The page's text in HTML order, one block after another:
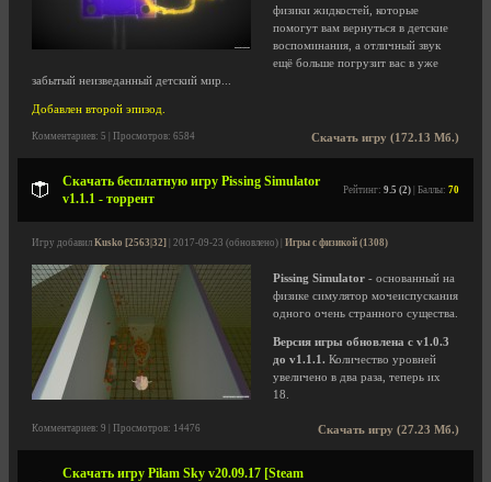
физики жидкостей, которые
помогут вам вернуться в детские
воспоминания, а отличный звук
ещё больше погрузит вас в уже
забытый неизведанный детский мир...
Добавлен второй эпизод.
Скачать игру (172.13 Мб.)
Комментариев: 5 | Просмотров: 6584
Скачать бесплатную игру Pissing Simulator
v1.1.1 - торрент
Рейтинг: 9.5 (2) | Баллы: 70
Игру добавил Kusko [2563|32] | 2017-09-23 (обновлено) | Игры с физикой (1308)
Pissing Simulator - основанный на
физике симулятор мочеиспускания
одного очень странного существа.
Версия игры обновлена с v1.0.3
до v1.1.1. Количество уровней
увеличено в два раза, теперь их
18.
Скачать игру (27.23 Мб.)
Комментариев: 9 | Просмотров: 14476
Скачать игру Pilam Sky v20.09.17 [Steam